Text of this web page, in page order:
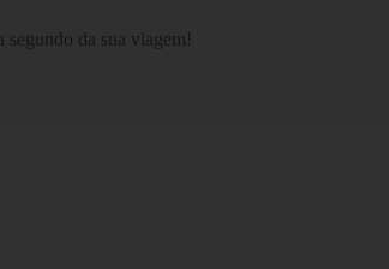
segundo da sua viagem!